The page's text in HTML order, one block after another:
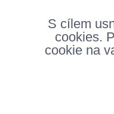
S cílem
cookies.
cookie na